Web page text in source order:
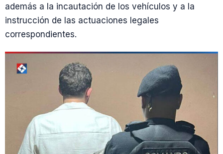
además a la incautación de los vehículos y a la
instrucción de las actuaciones legales
correspondientes.